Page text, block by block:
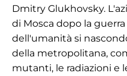
Dmitry Glukhovsky.
di Mosca dopo la
dell'umanità si
della metropolitana,
mutanti, le radiazioni e